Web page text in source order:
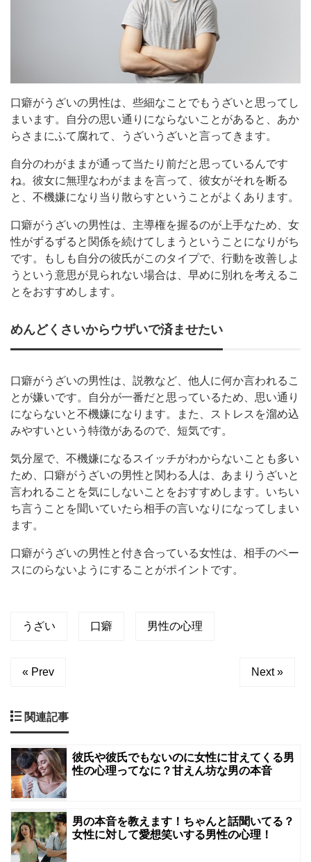
口癖がうざいの男性は、些細なことでもうざいと思ってし
まいます。自分の思い通りにならないことがあると、あか
らさまにふて腐れて、うざいうざいと言ってきます。
自分のわがままが通って当たり前だと思っているんです
ね。彼女に無理なわがままを言って、彼女がそれを断る
と、不機嫌になり当り散らすということがよくあります。
口癖がうざいの男性は、主導権を握るのが上手なため、女
性がずるずると関係を続けてしまうということになりがち
です。もしも自分の彼氏がこのタイプで、行動を改善しよ
うという意思が見られない場合は、早めに別れを考えるこ
とをおすすめします。
めんどくさいからウザいで済ませたい
口癖がうざいの男性は、説教など、他人に何か言われるこ
とが嫌いです。自分が一番だと思っているため、思い通り
にならないと不機嫌になります。また、ストレスを溜め込
みやすいという特徴があるので、短気です。
気分屋で、不機嫌になるスイッチがわからないことも多い
ため、口癖がうざいの男性と関わる人は、あまりうざいと
言われることを気にしないことをおすすめします。いちい
ち言うことを聞いていたら相手の言いなりになってしまい
ます。
口癖がうざいの男性と付き合っている女性は、相手のペー
スにのらないようにすることがポイントです。
うざい 口癖 男性の心理
« Prev Next »
関連記事
彼氏や彼氏でもないのに女性に甘えてくる男
性の心理ってなに？甘えん坊な男の本音
男の本音を教えます！ちゃんと話聞いてる？
女性に対して愛想笑いする男性の心理！